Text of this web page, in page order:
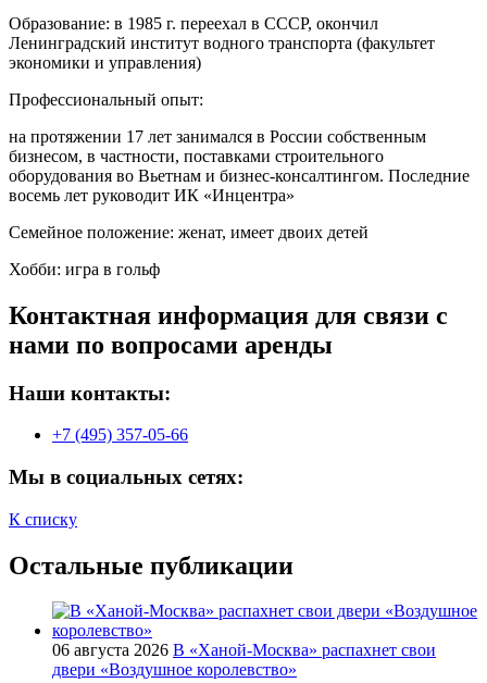
Образование: в 1985 г. переехал в СССР, окончил
Ленинградский институт водного транспорта (факультет
экономики и управления)
Профессиональный опыт:
на протяжении 17 лет занимался в России собственным
бизнесом, в частности, поставками строительного
оборудования во Вьетнам и бизнес-консалтингом. Последние
восемь лет руководит ИК «Инцентра»
Семейное положение: женат, имеет двоих детей
Хобби: игра в гольф
Контактная информация для связи с
нами по вопросами аренды
Наши контакты:
+7 (495) 357-05-66
Мы в социальных сетях:
К списку
Остальные публикации
06 августа 2026 В «Ханой-Москва» распахнет свои
двери «Воздушное королевство»